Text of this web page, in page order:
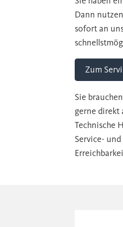
Dann
sofort an
Zum
Sie
gerne direkt
Technische
Service-